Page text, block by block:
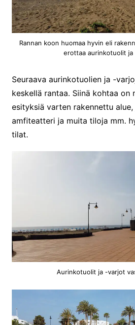
Rannan koon huomaa hyvin eli
erottaa aurinkotuolit ja
Seuraava aurinkotuolien ja -
keskellä rantaa. Siinä kohtaa on
esityksiä varten rakennettu alue,
amfiteatteri ja muita tiloja mm.
tilat.
Aurinkotuolit ja -varjot